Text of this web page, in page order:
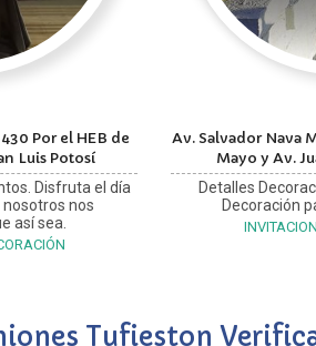
Por el HEB de
Luis Potosí
Disfruta el día
nos
así sea.
Av. Salvador Nava
Mayo y Av.
Detalles
Decoración
Tufieston